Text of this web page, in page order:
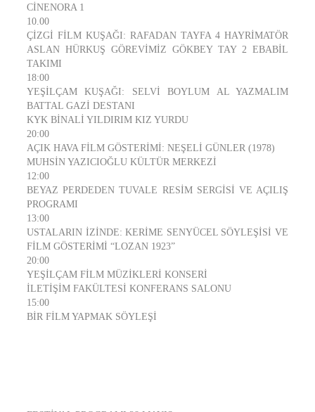
CİNENORA 1
10.00
ÇİZGİ FİLM KUŞAĞI: RAFADAN TAYFA 4 HAYRİMATÖR
ASLAN HÜRKUŞ GÖREVİMİZ GÖKBEY TAY 2 EBABİL
TAKIMI
18:00
YEŞİLÇAM KUŞAĞI: SELVİ BOYLUM AL YAZMALIM
BATTAL GAZİ DESTANI
KYK BİNALİ YILDIRIM KIZ YURDU
20:00
AÇIK HAVA FİLM GÖSTERİMİ: NEŞELİ GÜNLER (1978)
MUHSİN YAZICIOĞLU KÜLTÜR MERKEZİ
12:00
BEYAZ PERDEDEN TUVALE RESİM SERGİSİ VE AÇILIŞ
PROGRAMI
13:00
USTALARIN İZİNDE: KERİME SENYÜCEL SÖYLEŞİSİ VE
FİLM GÖSTERİMİ “LOZAN 1923”
20:00
YEŞİLÇAM FİLM MÜZİKLERİ KONSERİ
İLETİŞİM FAKÜLTESİ KONFERANS SALONU
15:00
BİR FİLM YAPMAK SÖYLEŞİ